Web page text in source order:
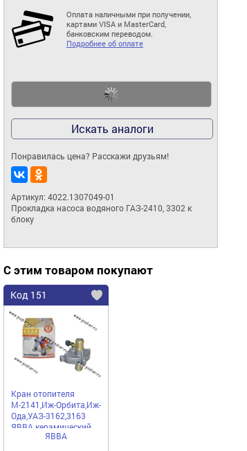
Оплата наличными при получении,
картами VISA и MasterCard,
банковским переводом.
Подробнее об оплате
Искать аналоги
Понравилась цена? Расскажи друзьям!
Артикул: 4022.1307049-01
Прокладка насоса водяного ГАЗ-2410, 3302 к
блоку
С этим товаром покупают
Код 151
Кран отопителя
М-2141,Иж-Орбита,Иж-
Ода,УАЗ-3162,3163
ЯВВА керамический
УльяновскЯВВА